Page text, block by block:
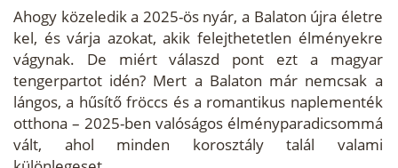
Ahogy közeledik a 2025-ös nyár, a Balaton újra életre
kel, és várja azokat, akik felejthetetlen élményekre
vágynak. De miért válaszd pont ezt a magyar
tengerpartot idén? Mert a Balaton már nemcsak a
lángos, a hűsítő fröccs és a romantikus naplementék
otthona – 2025-ben valóságos élményparadicsommá
vált, ahol minden korosztály talál valami